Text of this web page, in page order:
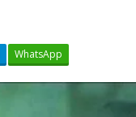
WhatsApp